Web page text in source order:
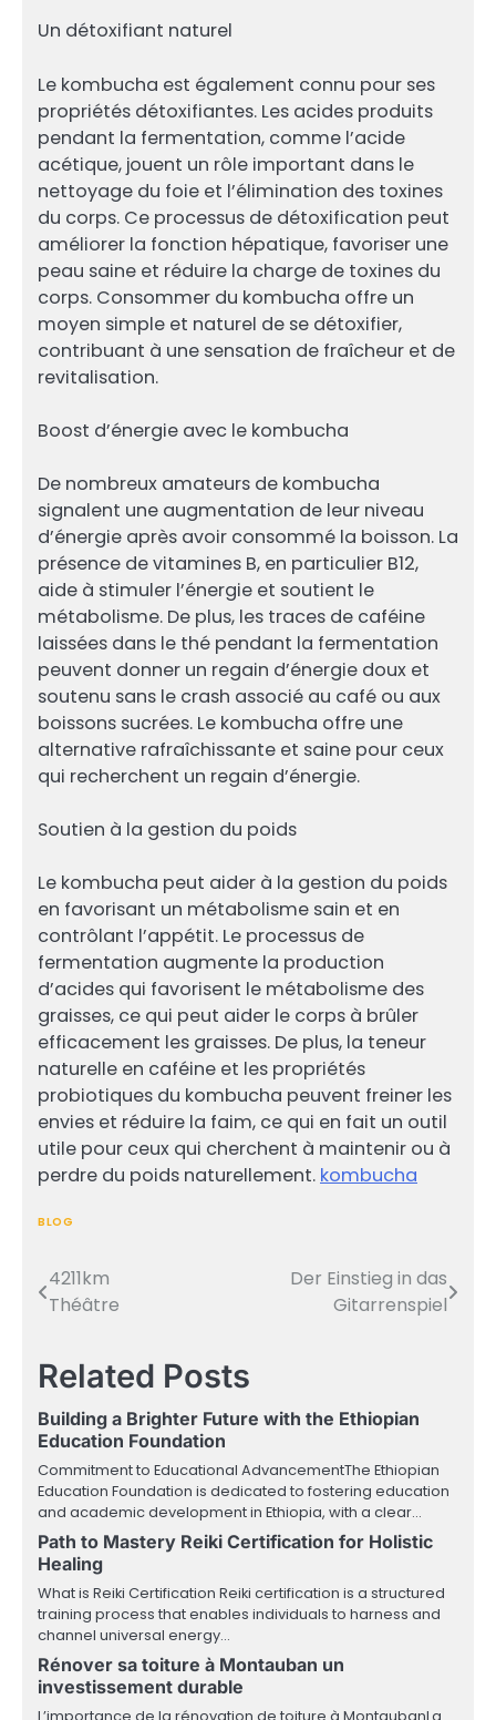
Un détoxifiant naturel
Le kombucha est également connu pour ses
propriétés détoxifiantes. Les acides produits
pendant la fermentation, comme l’acide
acétique, jouent un rôle important dans le
nettoyage du foie et l’élimination des toxines
du corps. Ce processus de détoxification peut
améliorer la fonction hépatique, favoriser une
peau saine et réduire la charge de toxines du
corps. Consommer du kombucha offre un
moyen simple et naturel de se détoxifier,
contribuant à une sensation de fraîcheur et de
revitalisation.
Boost d’énergie avec le kombucha
De nombreux amateurs de kombucha
signalent une augmentation de leur niveau
d’énergie après avoir consommé la boisson. La
présence de vitamines B, en particulier B12,
aide à stimuler l’énergie et soutient le
métabolisme. De plus, les traces de caféine
laissées dans le thé pendant la fermentation
peuvent donner un regain d’énergie doux et
soutenu sans le crash associé au café ou aux
boissons sucrées. Le kombucha offre une
alternative rafraîchissante et saine pour ceux
qui recherchent un regain d’énergie.
Soutien à la gestion du poids
Le kombucha peut aider à la gestion du poids
en favorisant un métabolisme sain et en
contrôlant l’appétit. Le processus de
fermentation augmente la production
d’acides qui favorisent le métabolisme des
graisses, ce qui peut aider le corps à brûler
efficacement les graisses. De plus, la teneur
naturelle en caféine et les propriétés
probiotiques du kombucha peuvent freiner les
envies et réduire la faim, ce qui en fait un outil
utile pour ceux qui cherchent à maintenir ou à
perdre du poids naturellement. kombucha
BLOG
Post
4211km
Théâtre
Der Einstieg in das
Gitarrenspiel
Related Posts
Building a Brighter Future with the Ethiopian
Education Foundation
Commitment to Educational AdvancementThe Ethiopian
Education Foundation is dedicated to fostering education
and academic development in Ethiopia, with a clear…
Path to Mastery Reiki Certification for Holistic
Healing
What is Reiki Certification Reiki certification is a structured
training process that enables individuals to harness and
channel universal energy…
Rénover sa toiture à Montauban un
investissement durable